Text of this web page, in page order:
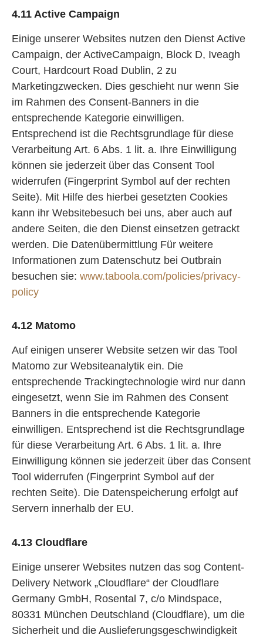
4.11 Active Campaign
Einige unserer Websites nutzen den Dienst Active
Campaign, der ActiveCampaign, Block D, Iveagh
Court, Hardcourt Road Dublin, 2 zu
Marketingzwecken. Dies geschieht nur wenn Sie
im Rahmen des Consent-Banners in die
entsprechende Kategorie einwilligen.
Entsprechend ist die Rechtsgrundlage für diese
Verarbeitung Art. 6 Abs. 1 lit. a. Ihre Einwilligung
können sie jederzeit über das Consent Tool
widerrufen (Fingerprint Symbol auf der rechten
Seite). Mit Hilfe des hierbei gesetzten Cookies
kann ihr Websitebesuch bei uns, aber auch auf
andere Seiten, die den Dienst einsetzen getrackt
werden. Die Datenübermittlung Für weitere
Informationen zum Datenschutz bei Outbrain
besuchen sie: www.taboola.com/policies/privacy-
policy
4.12 Matomo
Auf einigen unserer Website setzen wir das Tool
Matomo zur Websiteanalytik ein. Die
entsprechende Trackingtechnologie wird nur dann
eingesetzt, wenn Sie im Rahmen des Consent
Banners in die entsprechende Kategorie
einwilligen. Entsprechend ist die Rechtsgrundlage
für diese Verarbeitung Art. 6 Abs. 1 lit. a. Ihre
Einwilligung können sie jederzeit über das Consent
Tool widerrufen (Fingerprint Symbol auf der
rechten Seite). Die Datenspeicherung erfolgt auf
Servern innerhalb der EU.
4.13 Cloudflare
Einige unserer Websites nutzen das sog Content-
Delivery Network „Cloudflare“ der Cloudflare
Germany GmbH, Rosental 7, c/o Mindspace,
80331 München Deutschland (Cloudflare), um die
Sicherheit und die Auslieferungsgeschwindigkeit